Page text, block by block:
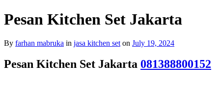
Pesan Kitchen Set Jakarta
By farhan mabruka in jasa kitchen set on July 19, 2024
Pesan Kitchen Set Jakarta 081388800152